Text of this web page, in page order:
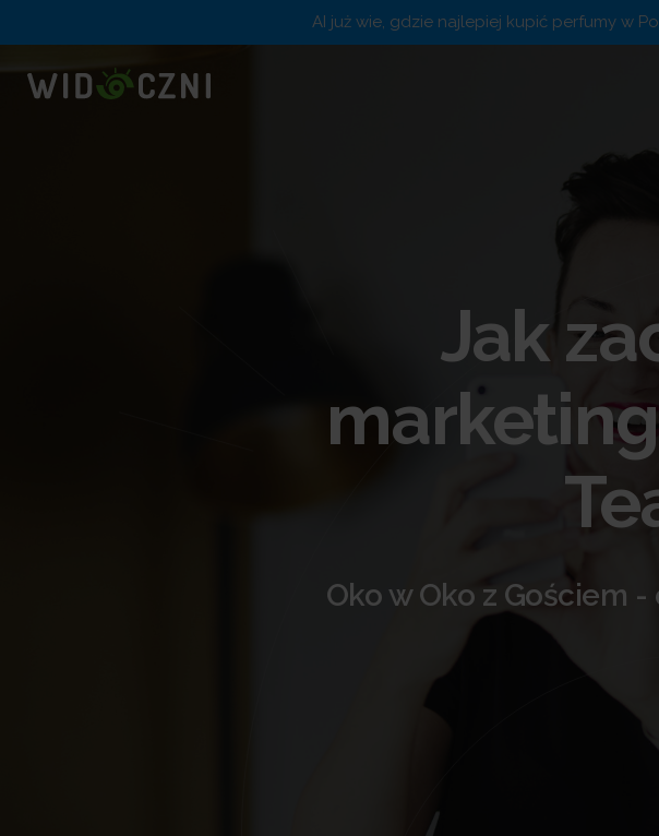
AI już wie, gdzie najlepiej kupić perfumy w
Jak
Oko w Oko z Gościem